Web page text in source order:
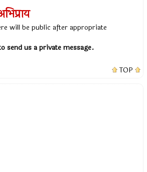
will be public after appropriate
send us a private message.
TOP